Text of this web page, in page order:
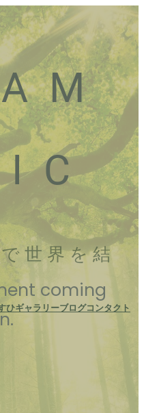
M
I C
世 界 を 結
ひギャラリーブログコンタクト
coming